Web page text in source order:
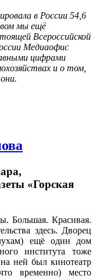
в России 54,6
мы ещё
Всероссийской
Медиаофис
цифрами
и о том,
«Горская
Большая. Красивая.
здесь. Дворец
ещё один дом
института тоже
ней был кинотеатр
временно) место